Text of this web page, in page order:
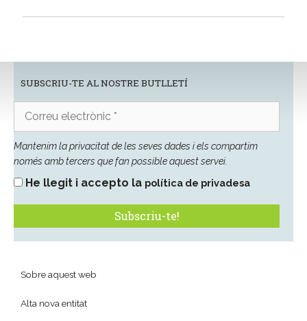
SUBSCRIU-TE AL NOSTRE BUTLLETÍ
electrònic
Mantenim la privacitat de les seves dades i els compartim
només amb tercers que fan possible aquest servei.
He llegit i accepto la política de privadesa
Sobre aquest web
Alta nova entitat